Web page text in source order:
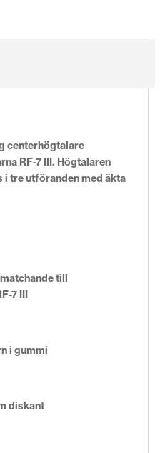
centerhögtalare
RF-7 III. Högtalaren
i tre utföranden med äkta
till
7 III
i gummi
diskant